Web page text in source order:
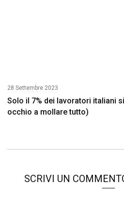
28 Settembre 2023
Solo il 7% dei lavoratori italiani
occhio a mollare tutto)
SCRIVI UN